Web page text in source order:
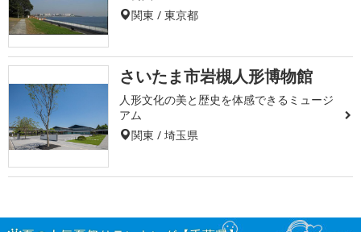
関東 / 東京都
さいたま市岩槻人形博物館
人形文化の美と歴史を体感できるミュージ
アム
関東 / 埼玉県